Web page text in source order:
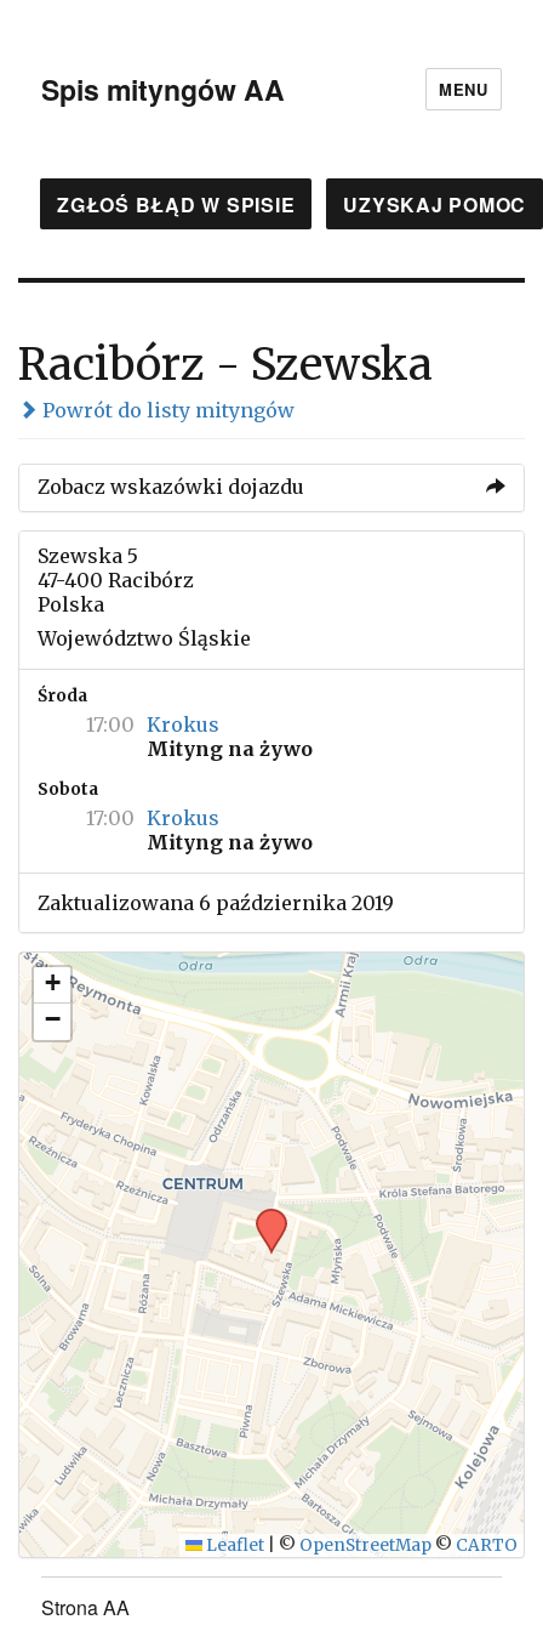
Spis mityngów AA MENU
ZGŁOŚ BŁĄD W SPISIE UZYSKAJ POMOC
Racibórz - Szewska
Powrót do listy mityngów
Zobacz wskazówki dojazdu
Szewska 5
47-400 Racibórz
Polska
Województwo Śląskie
Środa
17:00 Krokus
Mityng na żywo
Sobota
17:00 Krokus
Mityng na żywo
Zaktualizowana 6 października 2019
+
−
Leaflet © OpenStreetMap © CARTO
Strona AA